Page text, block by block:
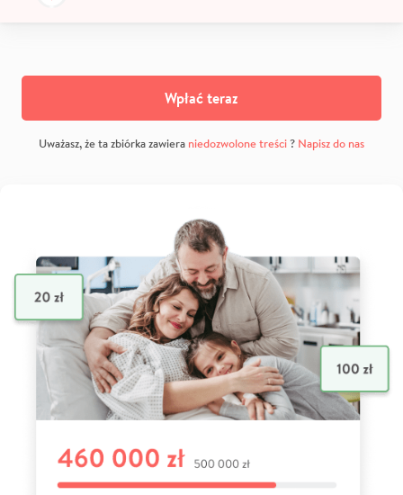
Wpłać teraz
Uważasz, że ta zbiórka zawiera niedozwolone treści? Napisz do nas